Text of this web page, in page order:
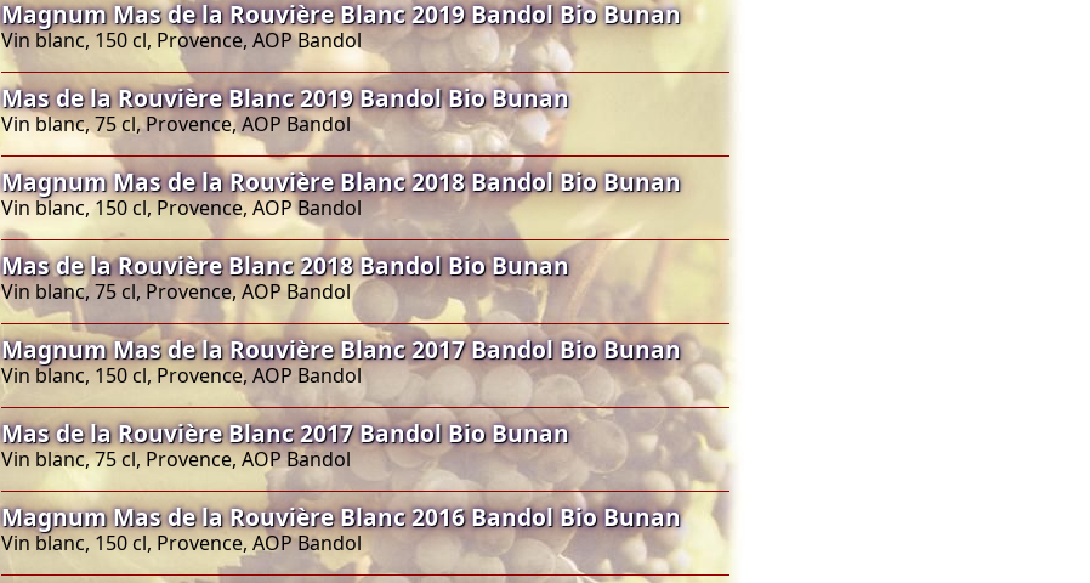
Magnum Mas de la Rouvière Blanc 2019 Bandol Bio Bunan
Vin blanc, 150 cl, Provence, AOP Bandol
Mas de la Rouvière Blanc 2019 Bandol Bio Bunan
Vin blanc, 75 cl, Provence, AOP Bandol
Magnum Mas de la Rouvière Blanc 2018 Bandol Bio Bunan
Vin blanc, 150 cl, Provence, AOP Bandol
Mas de la Rouvière Blanc 2018 Bandol Bio Bunan
Vin blanc, 75 cl, Provence, AOP Bandol
Magnum Mas de la Rouvière Blanc 2017 Bandol Bio Bunan
Vin blanc, 150 cl, Provence, AOP Bandol
Mas de la Rouvière Blanc 2017 Bandol Bio Bunan
Vin blanc, 75 cl, Provence, AOP Bandol
Magnum Mas de la Rouvière Blanc 2016 Bandol Bio Bunan
Vin blanc, 150 cl, Provence, AOP Bandol